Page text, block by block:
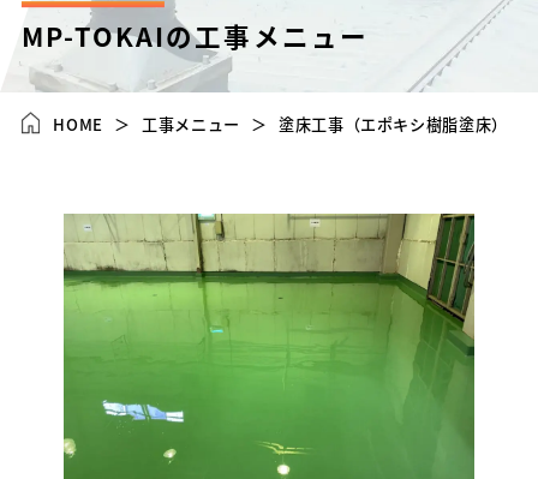
MP-TOKAIの工事メニュー
HOME 工事メニュー 塗床工事（エポキシ樹脂塗床）